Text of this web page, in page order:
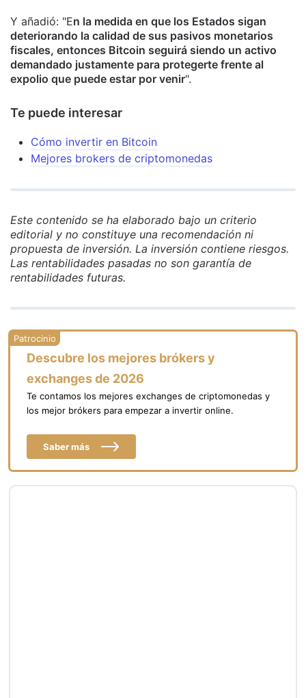
Y añadió: "En la medida en que los Estados sigan
deteriorando la calidad de sus pasivos monetarios
fiscales, entonces Bitcoin seguirá siendo un activo
demandado justamente para protegerte frente al
expolio que puede estar por venir".
Te puede interesar
Cómo invertir en Bitcoin
Mejores brokers de criptomonedas
Este contenido se ha elaborado bajo un criterio
editorial y no constituye una recomendación ni
propuesta de inversión. La inversión contiene riesgos.
Las rentabilidades pasadas no son garantía de
rentabilidades futuras.
Descubre los mejores brókers y
exchanges de 2026
Te contamos los mejores exchanges de criptomonedas y
los mejor brókers para empezar a invertir online.
Saber más